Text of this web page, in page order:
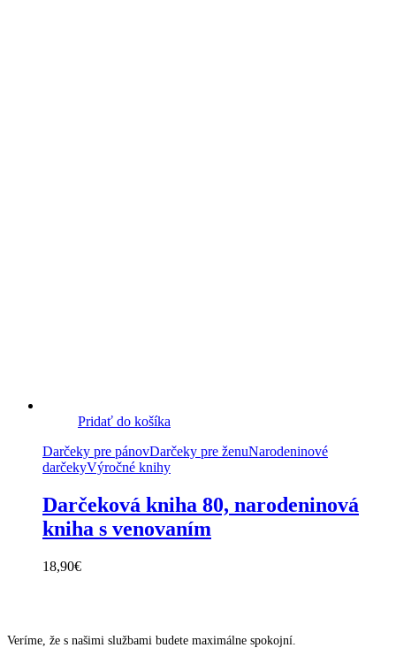
Pridať do košíka
Darčeky pre pánovDarčeky pre ženuNarodeninové
darčekyVýročné knihy
Darčeková kniha 80, narodeninová
kniha s venovaním
18,90€
Veríme, že s našimi službami budete maximálne spokojní.